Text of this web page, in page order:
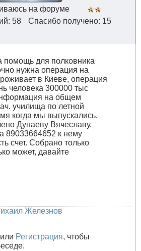
на форуме
58
Спасибо получено: 15
помощь для полковника
нужна операция на
в Киеве, операция
человека 300000 тыс
на общем
училища по летной
когда мы выпускались.
Дунаеву Вячеславу.
89033664652 к нему
счет. Собрано только
может, давайте
Железнов
или Регистрация, чтобы